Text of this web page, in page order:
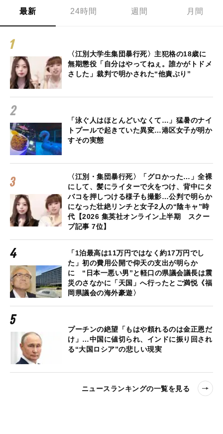
最新 24時間 週間 月間
〈江別大学生集団暴行死〉主犯格の18歳に
無期懲役「自分はやってねぇ。誰かがトドメ
さした」裁判で明かされた“他責ぶり”
「泳ぐ人はほとんどいなくて…」猛暑のナイ
トプールで起きていた異変…港区女子が明か
すその実態
〈江別・集団暴行死〉「グロかった…」全裸
にして、髪にライターで火をつけ、背中にタ
バコを押しつける様子も撮影…公判で明らか
になった壮絶リンチと女子2人の“陰キャ”時
代【2026 集英社オンライン上半期 スクー
プ記事 7位】
「1泊最高は11万円ではなく約17万円でし
た」初の費用公開で仰天の支出が明らか
に “日本一悪い男”と軽口の県議会議長は震
災のさなかに「天国」へ行ったとご満悦《福
岡県議会の海外豪遊〉
プーチンの絶望「もはや頼れるのは金正恩だ
け」…中国に値切られ、インドに振り回され
る“大国ロシア”の悲しい現実
ニュースランキングの一覧を見る